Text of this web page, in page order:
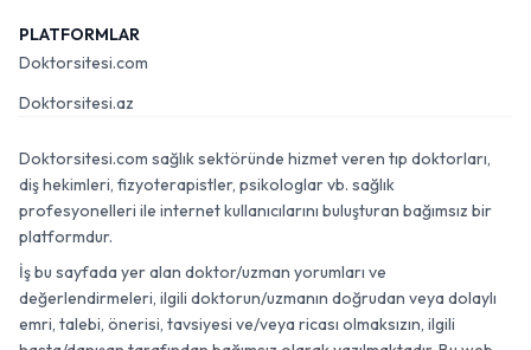
PLATFORMLAR
Doktorsitesi.com
Doktorsitesi.az
Doktorsitesi.com sağlık sektöründe hizmet veren tıp doktorları,
diş hekimleri, fizyoterapistler, psikologlar vb. sağlık
profesyonelleri ile internet kullanıcılarını buluşturan bağımsız bir
platformdur.
İş bu sayfada yer alan doktor/uzman yorumları ve
değerlendirmeleri, ilgili doktorun/uzmanın doğrudan veya dolaylı
emri, talebi, önerisi, tavsiyesi ve/veya ricası olmaksızın, ilgili